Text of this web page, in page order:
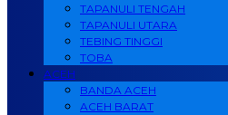
TAPANULI TENGAH
TAPANULI UTARA
TEBING TINGGI
TOBA
ACEH
BANDA ACEH
ACEH BARAT